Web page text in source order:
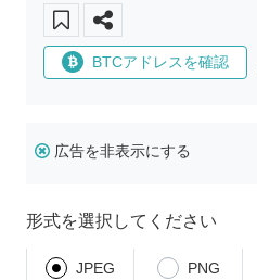
BTCアドレスを確認
広告を非表示にする
形式を選択してください
JPEG PNG